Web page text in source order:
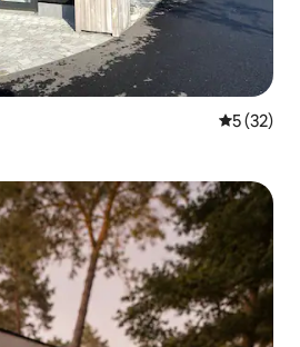
5 av 5 i
5 (32)